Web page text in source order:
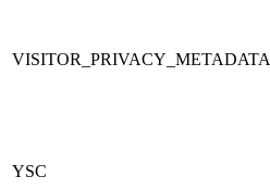
VISITOR_PRIVACY_METADATA
YSC